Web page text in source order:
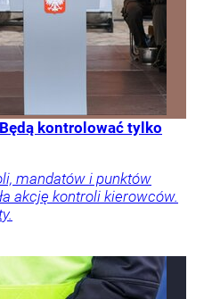
kontrolować tylko
mandatów i punktów
akcję kontroli kierowców.